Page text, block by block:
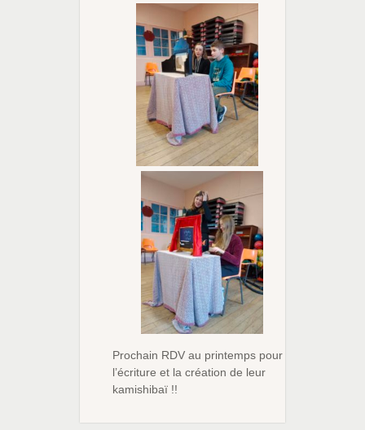
Prochain RDV au printemps pour
l’écriture et la création de leur
kamishibaï !!